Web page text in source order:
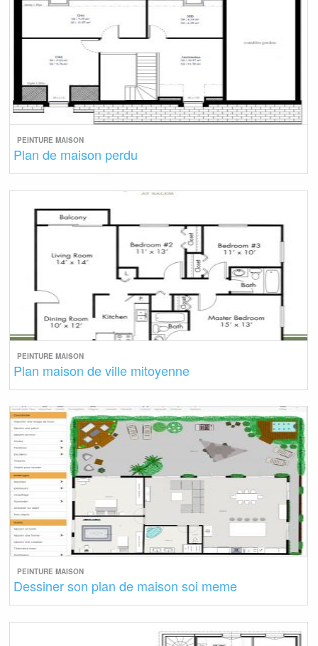
PEINTURE MAISON
Plan de maison perdu
PEINTURE MAISON
Plan maison de ville mitoyenne
PEINTURE MAISON
Dessiner son plan de maison soi meme